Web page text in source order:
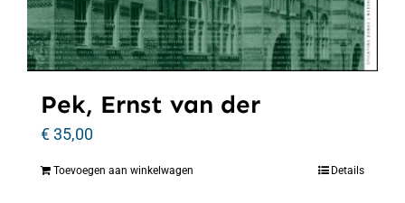
Pek, Ernst van der
€35,00
Toevoegen aan winkelwagen Details